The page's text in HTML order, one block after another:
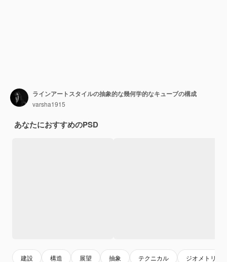
ラインアートスタイルの抽象的な幾何学的なキューブの構成
varsha1915
あなたにおすすめのPSD
建設 構造 展望 抽象 テクニカル ジオメトリ